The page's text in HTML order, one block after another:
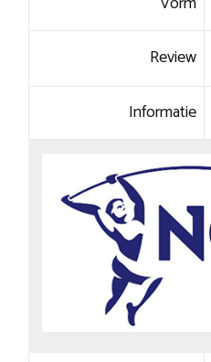
Review
Informatie